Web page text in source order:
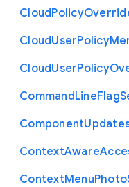
CloudPolicy
CloudUserPolicy
CloudUserPolicy
CommandLineFlag
Component
ContextAware
ContextMenuPhoto